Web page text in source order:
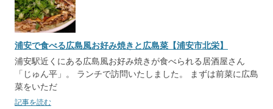
浦安で食べる広島風お好み焼きと広島菜【浦安市北栄】
浦安駅近くにある広島風お好み焼きが食べられる居酒屋さん
「じゅん平」。 ランチで訪問いたしました。 まずは前菜に広島
菜をいただ
記事を読む